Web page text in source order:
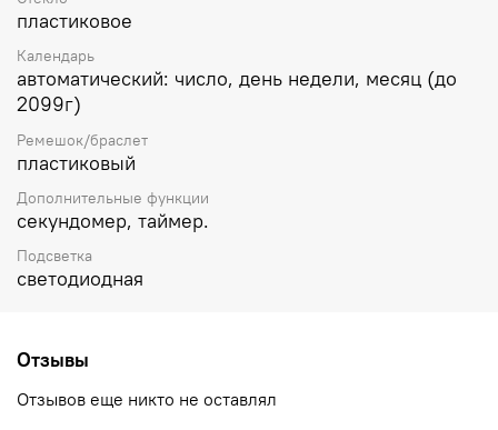
пластиковое
Календарь
автоматический: число, день недели, месяц (до
2099г)
Ремешок/браслет
пластиковый
Дополнительные функции
секундомер, таймер.
Подсветка
светодиодная
Отзывы
Отзывов еще никто не оставлял